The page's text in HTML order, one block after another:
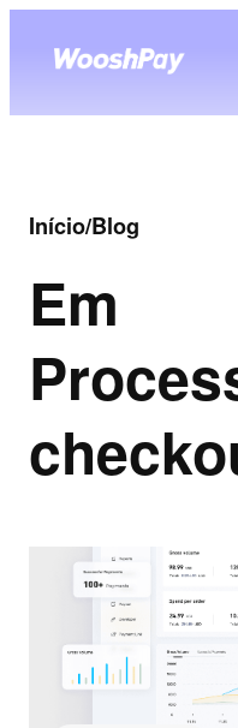
Início/Blog
Em